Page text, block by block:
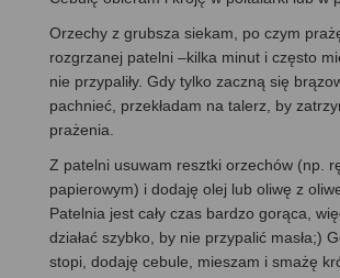
Orzechy z grubsza siekam, po czym
rozgrzanej patelni –kilka minut i często
nie przypaliły. Gdy tylko zaczną się
pachnieć, przekładam na talerz, by
prażenia.
Z patelni usuwam resztki orzechów (np.
papierowym) i dodaję olej lub oliwę z
Patelnia jest cały czas bardzo gorąca,
działać szybko, by nie przypalić masła;)
stopi, dodaję cebule, mieszam i smażę